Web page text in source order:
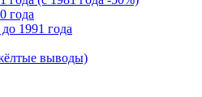
года
1991 года
выводы)